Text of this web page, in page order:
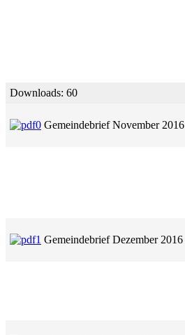
Downloads: 60
Gemeindebrief November 2016
Gemeindebrief Dezember 2016